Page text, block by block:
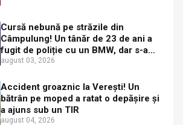
Cursă nebună pe străzile din
Câmpulung! Un tânăr de 23 de ani a
fugit de poliție cu un BMW, dar s-a
oprit într-un gard de pe strada
august 03, 2026
Accident groaznic la Verești! Un
bătrân pe moped a ratat o depășire și
a ajuns sub un TIR
august 04, 2026